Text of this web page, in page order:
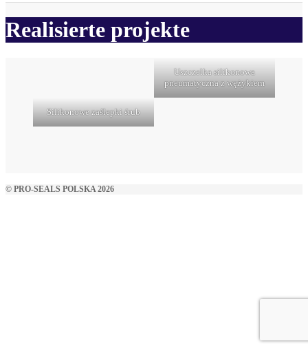
Realisierte projekte
Uszczelka silikonowa
pneumatyczna z wężykiem
Silikonowe zaślepki śrub
© PRO-SEALS POLSKA 2026